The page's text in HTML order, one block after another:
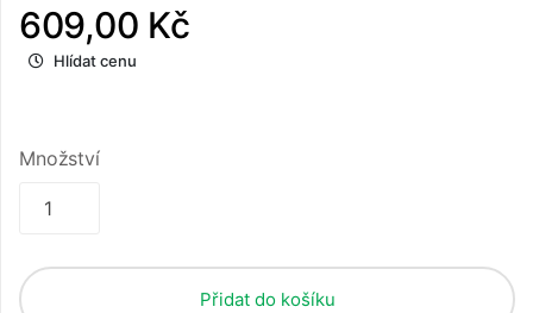
609,00 Kč
Hlídat cenu
Množství
Přidat do košíku